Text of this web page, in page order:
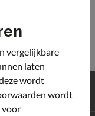
vergelijkbare
laten
wordt
wordt
voor